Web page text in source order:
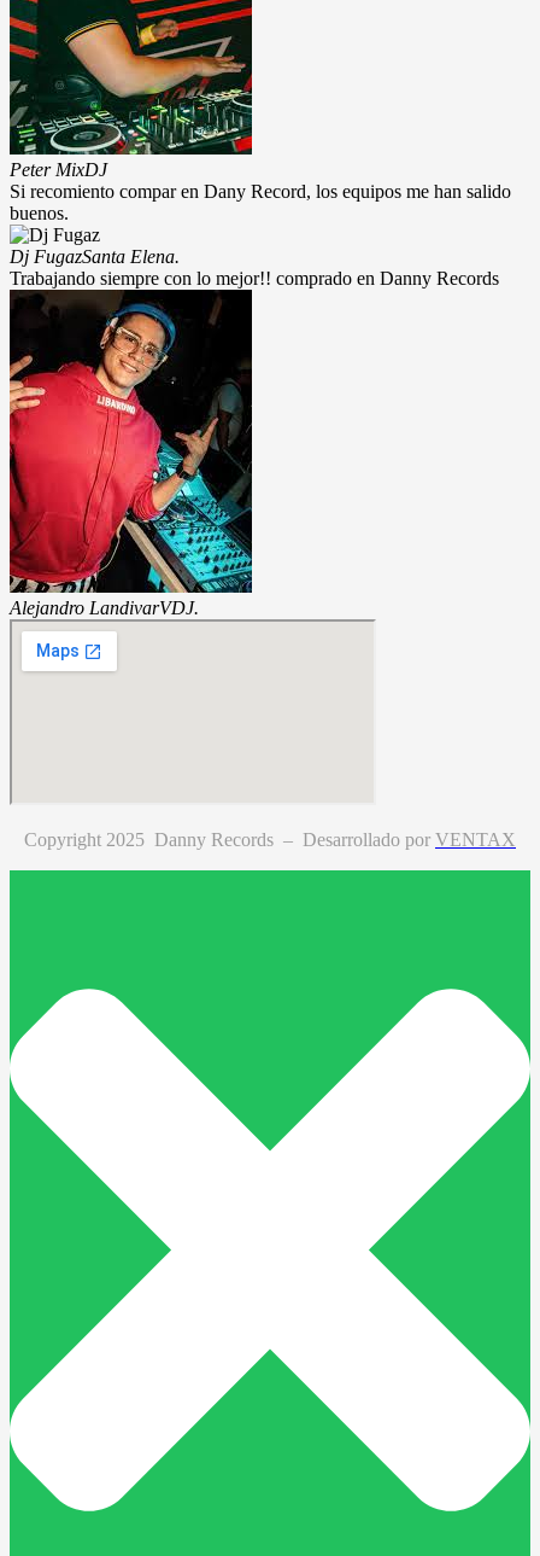
Peter MixDJ
Si recomiento compar en Dany Record, los equipos me han salido
buenos.
Dj FugazSanta Elena.
Trabajando siempre con lo mejor!! comprado en Danny Records
Alejandro LandivarVDJ.
Copyright 2025 Danny Records – Desarrollado por VENTAX